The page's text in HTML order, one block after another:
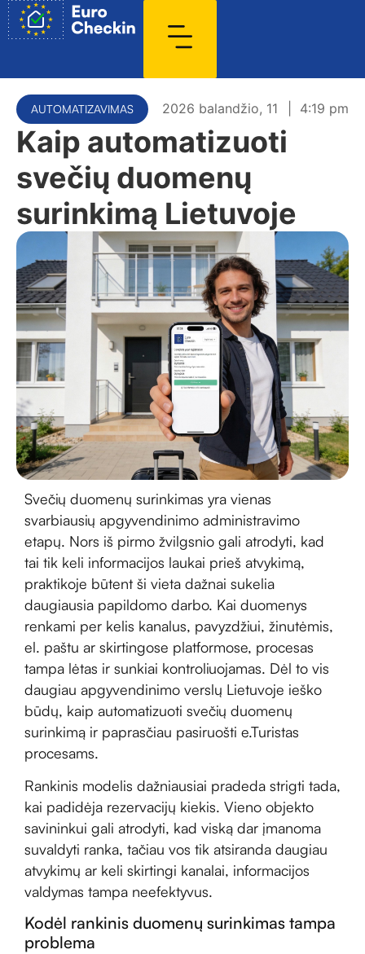
AUTOMATIZAVIMAS 2026 balandžio, 11 4:19 pm
Kaip automatizuoti
svečių duomenų
surinkimą Lietuvoje
Svečių duomenų surinkimas yra vienas
svarbiausių apgyvendinimo administravimo
etapų. Nors iš pirmo žvilgsnio gali atrodyti, kad
tai tik keli informacijos laukai prieš atvykimą,
praktikoje būtent ši vieta dažnai sukelia
daugiausia papildomo darbo. Kai duomenys
renkami per kelis kanalus, pavyzdžiui, žinutėmis,
el. paštu ar skirtingose platformose, procesas
tampa lėtas ir sunkiai kontroliuojamas. Dėl to vis
daugiau apgyvendinimo verslų Lietuvoje ieško
būdų, kaip automatizuoti svečių duomenų
surinkimą ir paprasčiau pasiruošti e.Turistas
procesams.
Rankinis modelis dažniausiai pradeda strigti tada,
kai padidėja rezervacijų kiekis. Vieno objekto
savininkui gali atrodyti, kad viską dar įmanoma
suvaldyti ranka, tačiau vos tik atsiranda daugiau
atvykimų ar keli skirtingi kanalai, informacijos
valdymas tampa neefektyvus.
Kodėl rankinis duomenų surinkimas tampa
problema